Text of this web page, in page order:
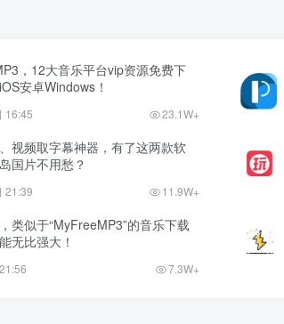
，12大音乐平台vip资源免费下
安卓Windows！
16:45 23.1W+
视频取字幕神器，有了这两款软
国片不用愁？
21:39 11.9W+
类似于“MyFreeMP3”的音乐下载
无比强大！
7.3W+